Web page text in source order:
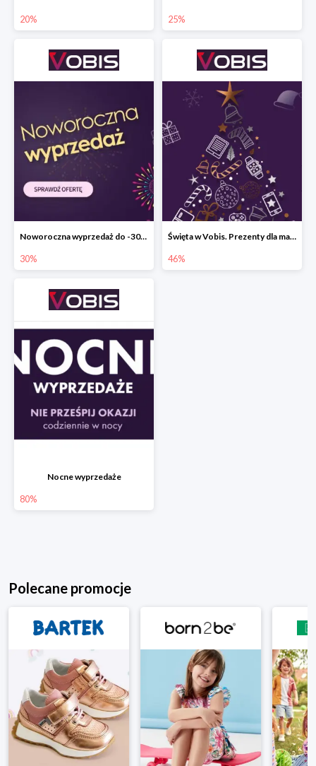
20% 25%
Noworoczna wyprzedaż do -30% w Vobis
30%
Święta w Vobis. Prezenty dla małych i dużych do -46%
46%
Nocne wyprzedaże
80%
Polecane promocje